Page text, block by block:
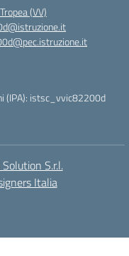
(VV)
(IPA): istsc_vvic82200d
S.r.l.
Italia